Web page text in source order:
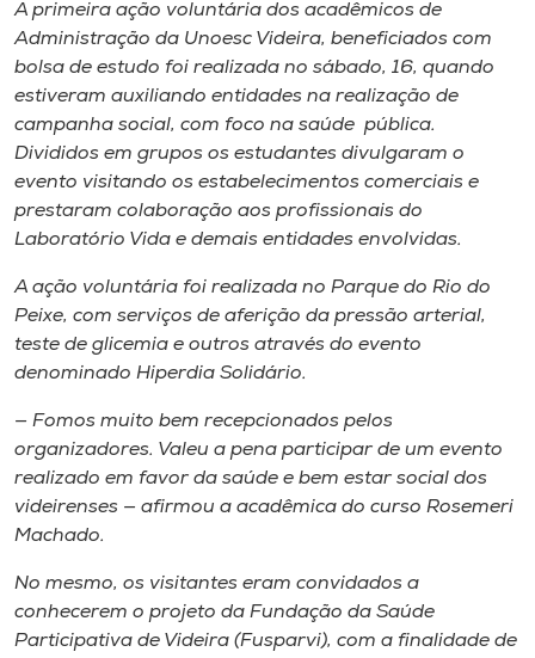
Selecione
A+
A-
A primeira ação voluntária dos acadêmicos de
Administração da Unoesc Videira, beneficiados com
bolsa de estudo foi realizada no sábado, 16, quando
estiveram auxiliando entidades na realização de
campanha social, com foco na saúde pública.
Divididos em grupos os estudantes divulgaram o
evento visitando os estabelecimentos comerciais e
prestaram colaboração aos profissionais do
Laboratório Vida e demais entidades envolvidas.
A ação voluntária foi realizada no Parque do Rio do
Peixe, com serviços de aferição da pressão arterial,
teste de glicemia e outros através do evento
denominado Hiperdia Solidário.
— Fomos muito bem recepcionados pelos
organizadores. Valeu a pena participar de um evento
realizado em favor da saúde e bem estar social dos
videirenses — afirmou a acadêmica do curso Rosemeri
Machado.
No mesmo, os visitantes eram convidados a
conhecerem o projeto da Fundação da Saúde
Participativa de Videira (Fusparvi), com a finalidade de